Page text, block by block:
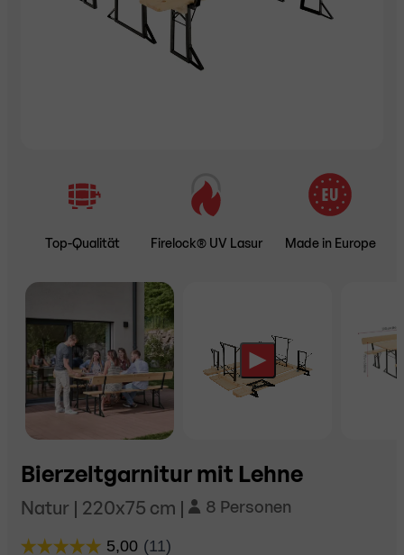
Top-Qualität Firelock® UV Lasur Made in Europe
Bierzeltgarnitur mit Lehne
Natur | 220x75 cm | 8 Personen